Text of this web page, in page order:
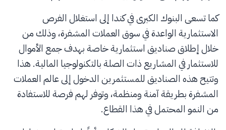
كما تسعى البنوك الكبرى في كندا إلى استغلال الفرص
الاستثمارية الواعدة في سوق العملات المشفرة، وذلك من
خلال إطلاق صناديق استثمارية خاصة بهدف جمع الأموال
للاستثمار في المشاريع ذات الصلة بالتكنولوجيا المالية. هذا
وتتيح هذه الصناديق للمستثمرين الدخول إلى عالم العملات
المشفرة بطريقة آمنة ومنظمة، وتوفر لهم فرصة للاستفادة
من النمو المحتمل في هذا القطاع.